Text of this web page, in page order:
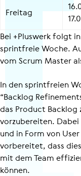
Freitag
Bei +Pluswerk folgt
sprintfreie Woche.
vom Scrum Master
In den sprintfreien
“Backlog
das Product Backlog
vorzubereiten.
und in Form von
vorbereitet, dass
mit dem Team
können.